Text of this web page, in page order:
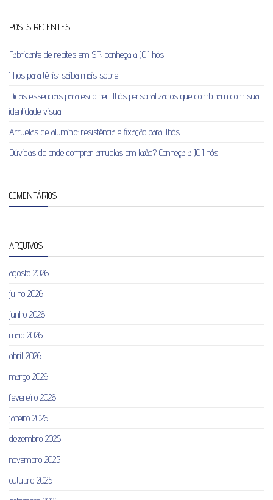
POSTS RECENTES
Fabricante de rebites em SP: conheça a JC Ilhós
Ilhós para tênis: saiba mais sobre
Dicas essenciais para escolher ilhós personalizados que combinam com sua
identidade visual
Arruelas de alumínio: resistência e fixação para ilhós
Dúvidas de onde comprar arruelas em latão? Conheça a JC Ilhós
COMENTÁRIOS
ARQUIVOS
agosto 2026
julho 2026
junho 2026
maio 2026
abril 2026
março 2026
fevereiro 2026
janeiro 2026
dezembro 2025
novembro 2025
outubro 2025